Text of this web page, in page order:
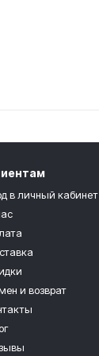
в личный кабинет
и возврат